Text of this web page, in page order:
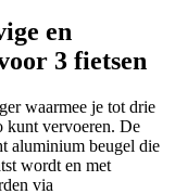
en
3 fietsen
waarmee je tot drie
kunt vervoeren. De
aluminium beugel die
wordt en met
via